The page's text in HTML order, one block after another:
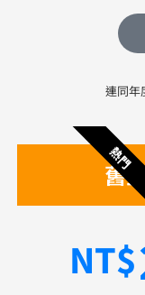
連同年
熱門
舊
NT$